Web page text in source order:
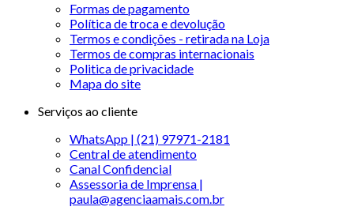
Formas de pagamento
Política de troca e devolução
Termos e condições - retirada na Loja
Termos de compras internacionais
Politica de privacidade
Mapa do site
Serviços ao cliente
WhatsApp | (21) 97971-2181
Central de atendimento
Canal Confidencial
Assessoria de Imprensa |
paula@agenciaamais.com.br